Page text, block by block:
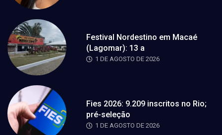
Festival Nordestino em Macaé
(Lagomar): 13 a
1 DE AGOSTO DE 2026
Fies 2026: 9.209 inscritos no Rio;
pré-seleção
1 DE AGOSTO DE 2026